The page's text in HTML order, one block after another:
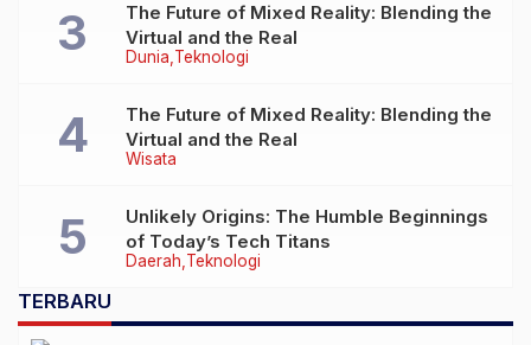
Dunia Teknologi
The Future of Mixed Reality: Blending the
Virtual and the Real
Wisata
The Future of Mixed Reality: Blending the
Virtual and the Real
Daerah Teknologi
Unlikely Origins: The Humble Beginnings
of Today’s Tech Titans
TERBARU